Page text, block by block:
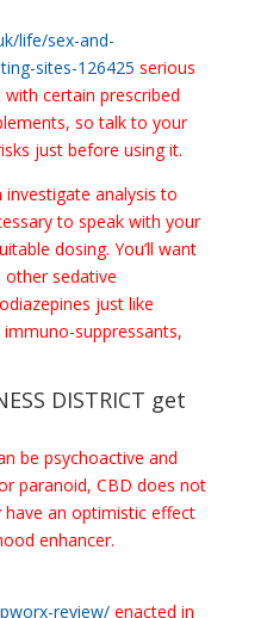
life/sex-and-
sites-126425 serious
certain prescribed
so talk to your
just before using it.
analysis to
to speak with your
dosing. You’ll want
sedative
just like
suppressants,
DISTRICT get
be psychoactive and
paranoid, CBD does not
an optimistic effect
enhancer.
review/enacted in